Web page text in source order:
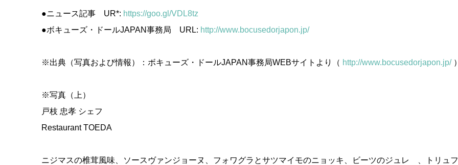
●ニュース記事 UR*: https://goo.gl/VDL8tz
●ボキューズ・ドールJAPAN事務局 URL: http://www.bocusedorjapon.jp/
※出典（写真および情報）：ボキューズ・ドールJAPAN事務局WEBサイトより（ http://www.bocusedorjapon.jp/）
※写真（上）
戸枝 忠孝 シェフ
Restaurant TOEDA
ニジマスの椎茸風味、ソースヴァンジョーヌ、フォワグラとサツマイモのニョッキ、ビーツのジュレ 、トリュフ